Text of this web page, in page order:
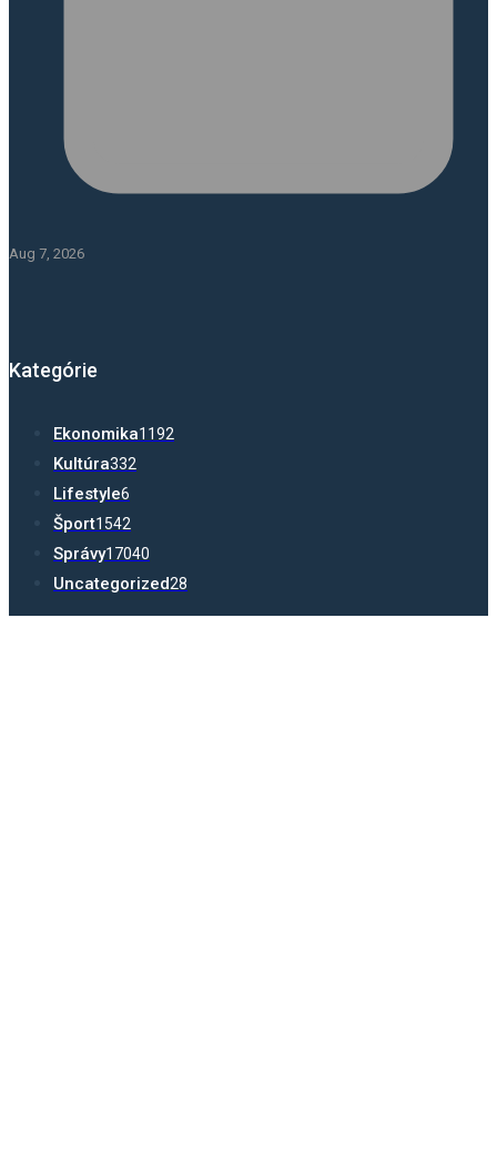
Aug 7, 2026
Kategórie
Ekonomika1192
Kultúra332
Lifestyle6
Šport1542
Správy17040
Uncategorized28